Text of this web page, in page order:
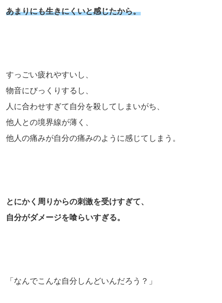
あまりにも生きにくいと感じたから。
すっごい疲れやすいし、
物音にびっくりするし、
人に合わせすぎて自分を殺してしまいがち、
他人との境界線が薄く、
他人の痛みが自分の痛みのように感じてしまう。
とにかく周りからの刺激を受けすぎて、
自分がダメージを喰らいすぎる。
「なんでこんな自分しんどいんだろう？」